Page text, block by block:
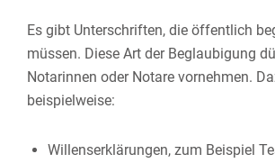
Es gibt Unterschriften, die öffentlich
müssen. Diese Art der Beglaubigung
Notarinnen oder Notare vornehmen.
beispielweise:
Willenserklärungen, zum Beispiel